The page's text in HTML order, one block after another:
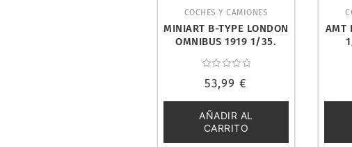
COCHES Y CAMIONES
MINIART B-TYPE LONDON
OMNIBUS 1919 1/35.
con
de
5
53,99€
AÑADIR AL
CARRITO
AMT